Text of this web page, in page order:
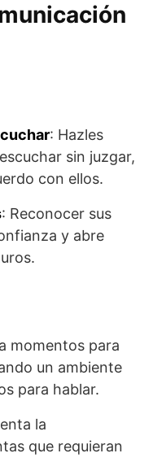
: Hazles
sin juzgar,
con ellos.
: Reconocer sus
y abre
momentos para
un ambiente
para hablar.
la
que requieran